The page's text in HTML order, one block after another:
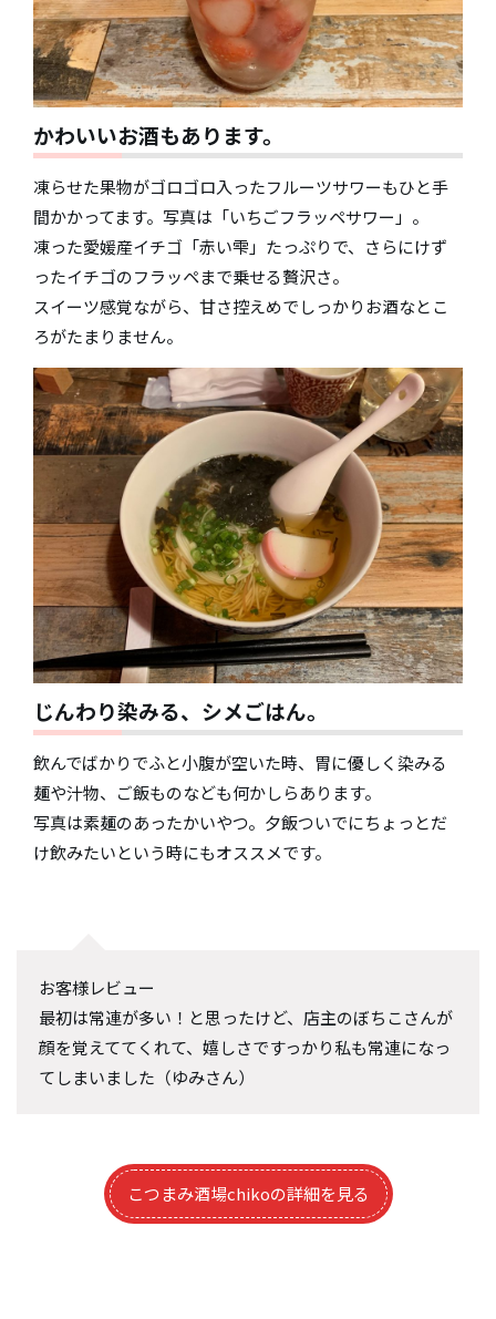
かわいいお酒もあります。
凍らせた果物がゴロゴロ入ったフルーツサワーもひと手
間かかってます。写真は「いちごフラッペサワー」。
凍った愛媛産イチゴ「赤い雫」たっぷりで、さらにけず
ったイチゴのフラッペまで乗せる贅沢さ。
スイーツ感覚ながら、甘さ控えめでしっかりお酒なとこ
ろがたまりません。
じんわり染みる、シメごはん。
飲んでばかりでふと小腹が空いた時、胃に優しく染みる
麺や汁物、ご飯ものなども何かしらあります。
写真は素麺のあったかいやつ。夕飯ついでにちょっとだ
け飲みたいという時にもオススメです。
お客様レビュー
最初は常連が多い！と思ったけど、店主のぼちこさんが
顔を覚えててくれて、嬉しさですっかり私も常連になっ
てしまいました（ゆみさん）
こつまみ酒場chikoの詳細を見る